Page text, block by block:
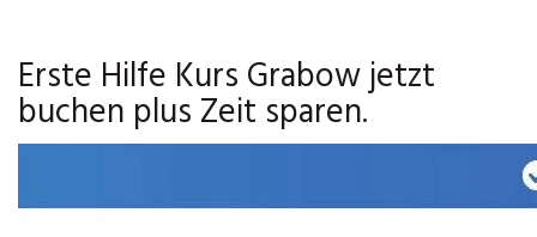
Erste Hilfe Kurs Grabow jetzt
buchen plus Zeit sparen.